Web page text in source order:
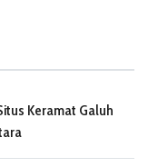
Keramat Galuh